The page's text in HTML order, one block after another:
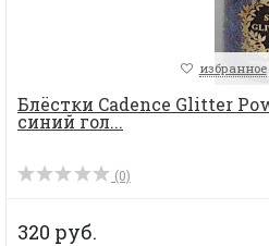
избранное
Блёстки Cadence Glitter
синий гол...
(0)
320 руб.